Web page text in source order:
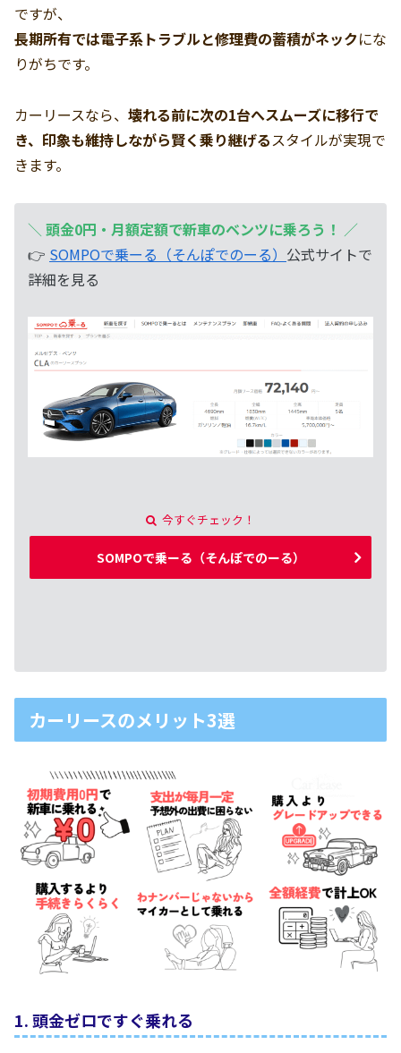
ですが、
長期所有では電子系トラブルと修理費の蓄積がネックにな
りがちです。
カーリースなら、 壊れる前に次の1台へスムーズに移行で
き、印象も維持しながら賢く乗り継げるスタイルが実現で
きます。
＼ 頭金0円・月額定額で新車のベンツに乗ろう！ ／
👉 SOMPOで乗ーる（そんぽでのーる） 公式サイトで
詳細を見る
今すぐチェック！
SOMPOで乗ーる（そんぽでのーる）
カーリースのメリット3選
1. 頭金ゼロですぐ乗れる